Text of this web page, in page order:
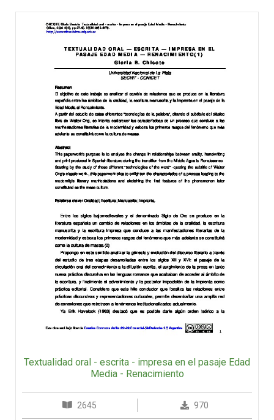
Textualidad oral - escrita - impresa en el pasaje Edad
Media - Renacimiento
2645 970